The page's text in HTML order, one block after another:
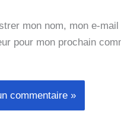
mon nom, mon e-
pour mon prochain